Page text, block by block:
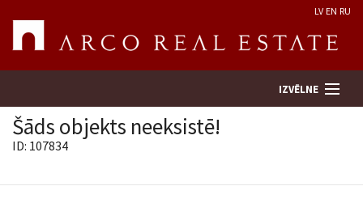
LV EN RU
IZVĒLNE
Šāds objekts neeksistē!
ID: 107834